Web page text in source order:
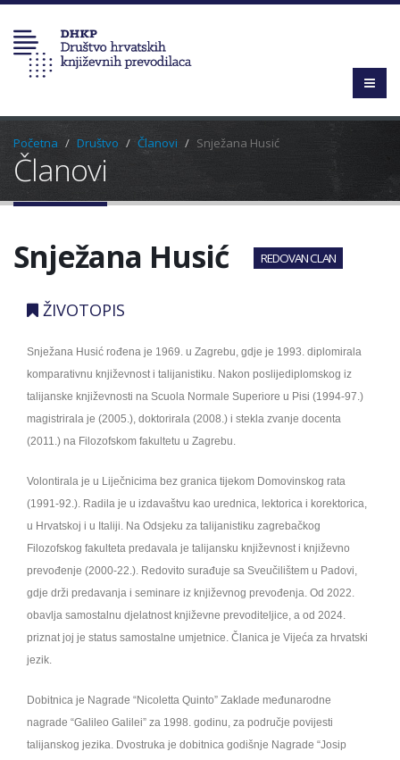
Početna Društvo Članovi Snježana Husić
Članovi
Snježana Husić REDOVAN CLAN
ŽIVOTOPIS
Snježana Husić rođena je 1969. u Zagrebu, gdje je 1993. diplomirala
komparativnu književnost i talijanistiku. Nakon poslijediplomskog iz
talijanske književnosti na Scuola Normale Superiore u Pisi (1994-97.)
magistrirala je (2005.), doktorirala (2008.) i stekla zvanje docenta
(2011.) na Filozofskom fakultetu u Zagrebu.
Volontirala je u Liječnicima bez granica tijekom Domovinskog rata
(1991-92.). Radila je u izdavaštvu kao urednica, lektorica i korektorica,
u Hrvatskoj i u Italiji. Na Odsjeku za talijanistiku zagrebačkog
Filozofskog fakulteta predavala je talijansku književnost i književno
prevođenje (2000-22.). Redovito surađuje sa Sveučilištem u Padovi,
gdje drži predavanja i seminare iz književnog prevođenja. Od 2022.
obavlja samostalnu djelatnost književne prevoditeljice, a od 2024.
priznat joj je status samostalne umjetnice. Članica je Vijeća za hrvatski
jezik.
Dobitnica je Nagrade “Nicoletta Quinto” Zaklade međunarodne
nagrade “Galileo Galilei” za 1998. godinu, za područje povijesti
talijanskog jezika. Dvostruka je dobitnica godišnje Nagrade “Josip